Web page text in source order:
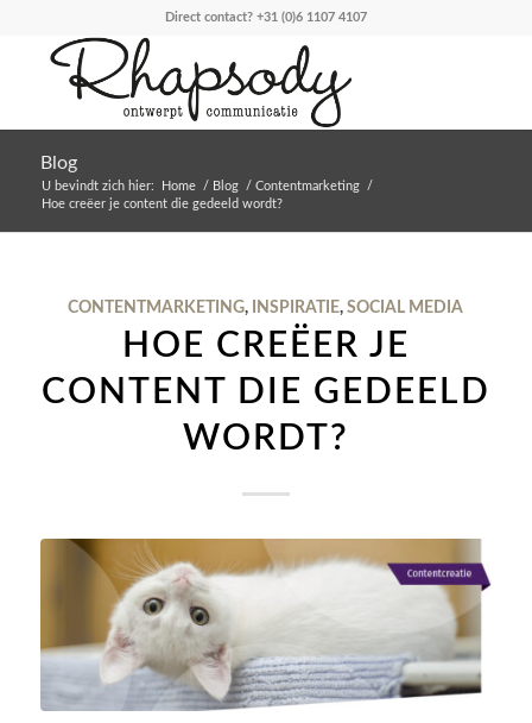
Direct contact? +31 (0)6 1107 4107
Blog
U bevindt zich hier: Home / Blog / Contentmarketing
/
Hoe creëer je content die gedeeld wordt?
CONTENTMARKETING, INSPIRATIE,SOCIAL MEDIA
HOE CREËER JE
CONTENT DIE GEDEELD
WORDT?